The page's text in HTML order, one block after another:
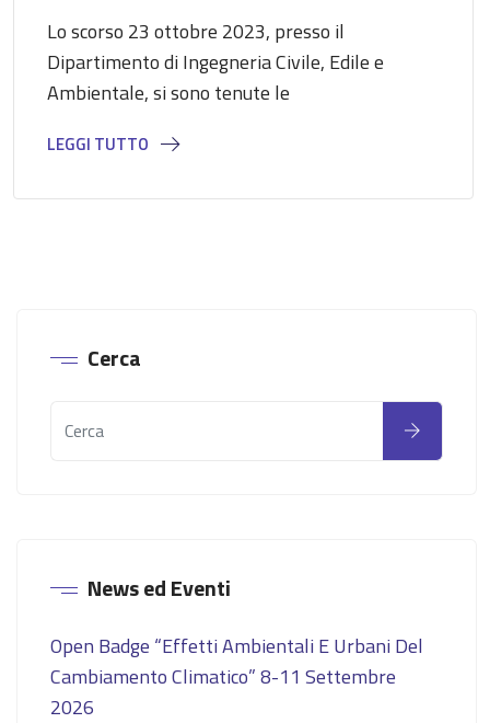
Lo scorso 23 ottobre 2023, presso il
Dipartimento di Ingegneria Civile, Edile e
Ambientale, si sono tenute le
LEGGI TUTTO
Cerca
News ed Eventi
Open Badge “Effetti Ambientali E Urbani Del
Cambiamento Climatico” 8-11 Settembre
2026